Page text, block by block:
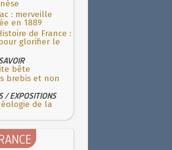
: merveille
en 1889
de France :
glorifier le
bête
brebis et non
/ EXPOSITIONS
de la